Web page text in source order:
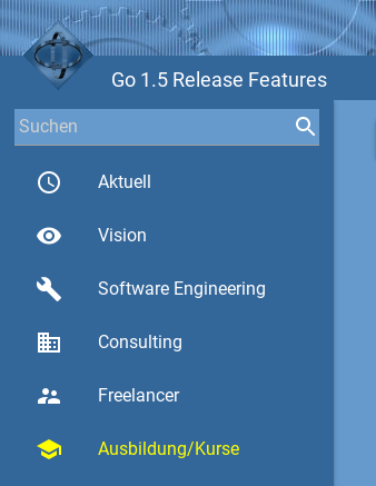
Go 1.5 Release Features
access_time Aktuell
visibility Vision
build Software Engineering
business Consulting
supervisor_account Freelancer
school Ausbildung/Kurse